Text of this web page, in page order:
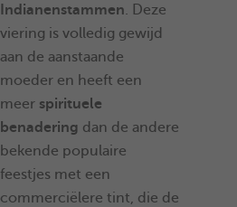
Indianenstammen. Deze
viering is volledig gewijd
aan de aanstaande
moeder en heeft een
meer spirituele
benadering dan de andere
bekende populaire
feestjes met een
commerciëlere tint, die de